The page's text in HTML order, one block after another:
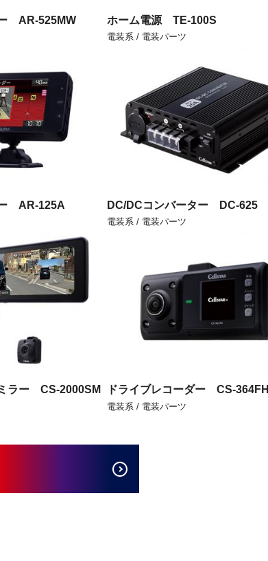
AR-525MW ホーム電源 TE-100S
電装系 / 電装パーツ
AR-125A DC/DCコンバーター DC-625
電装系 / 電装パーツ
ラー CS-2000SM ドライブレコーダー CS-364FH
電装系 / 電装パーツ